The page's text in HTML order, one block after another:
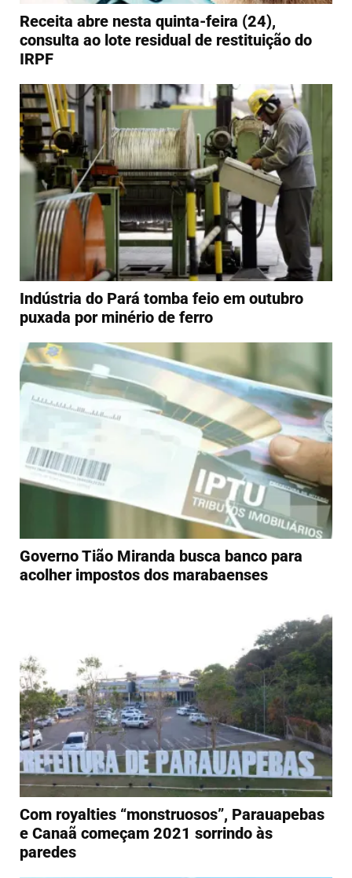
Receita abre nesta quinta-feira (24),
consulta ao lote residual de restituição do
IRPF
Indústria do Pará tomba feio em outubro
puxada por minério de ferro
Governo Tião Miranda busca banco para
acolher impostos dos marabaenses
Com royalties “monstruosos”, Parauapebas
e Canaã começam 2021 sorrindo às
paredes